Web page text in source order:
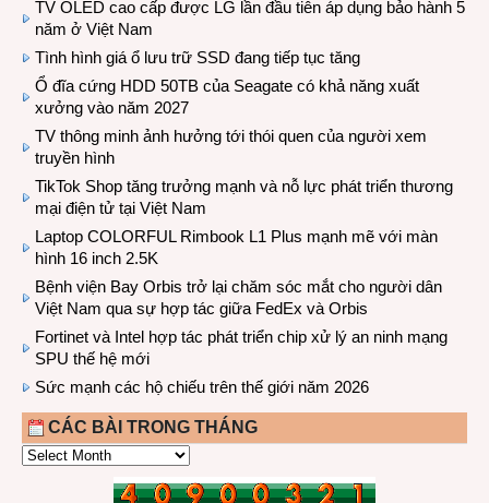
TV OLED cao cấp được LG lần đầu tiên áp dụng bảo hành 5
năm ở Việt Nam
Tình hình giá ổ lưu trữ SSD đang tiếp tục tăng
Ổ đĩa cứng HDD 50TB của Seagate có khả năng xuất
xưởng vào năm 2027
TV thông minh ảnh hưởng tới thói quen của người xem
truyền hình
TikTok Shop tăng trưởng mạnh và nỗ lực phát triển thương
mại điện tử tại Việt Nam
Laptop COLORFUL Rimbook L1 Plus mạnh mẽ với màn
hình 16 inch 2.5K
Bệnh viện Bay Orbis trở lại chăm sóc mắt cho người dân
Việt Nam qua sự hợp tác giữa FedEx và Orbis
Fortinet và Intel hợp tác phát triển chip xử lý an ninh mạng
SPU thế hệ mới
Sức mạnh các hộ chiếu trên thế giới năm 2026
CÁC BÀI TRONG THÁNG
CÁC